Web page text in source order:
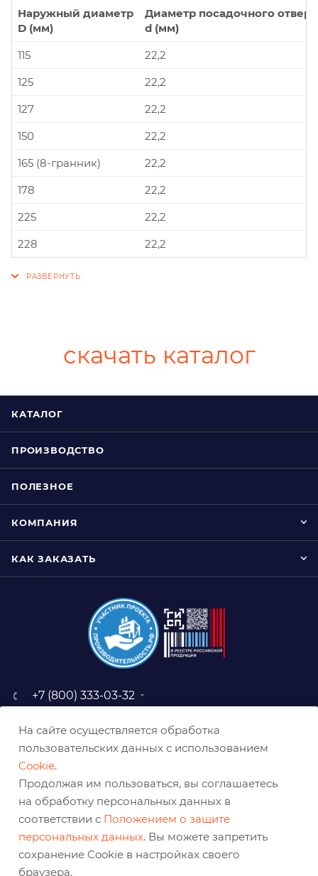
Наружный диаметр
D (мм)
Диаметр посадочного
d (мм)
115
22,2
125
22,2
127
22,2
150
22,2
165 (8-гранник)
22,2
178
22,2
225
22,2
228
22,2
скачать каталог
КАТАЛОГ
ПРОИЗВОДСТВО
ПОЛЕЗНОЕ
КОМПАНИЯ
КАК ЗАКАЗАТЬ
+7 (800) 333-03-32
baz@belabraziv.ru
308009, Россия, г. Белгород,
На сайте осуществляется обработка
пользовательских данных с использованием
Cookie.
Продолжая им пользоваться, вы соглашаетесь
на обработку персональных данных в
соответствии с Положением о защите
персональных данных. Вы можете запретить
сохранение Cookie в настройках своего
браузера.